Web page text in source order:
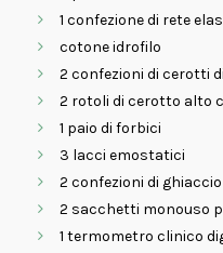
1 confezione di rete
cotone idrofilo
2 confezioni di cerotti
2 rotoli di cerotto alto
1 paio di forbici
3 lacci emostatici
2 confezioni di
2 sacchetti monouso
1 termometro clinico